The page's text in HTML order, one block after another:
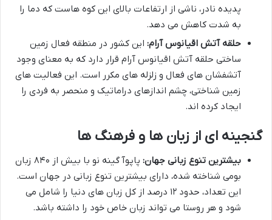
پدیده نادر، ناشی از ارتفاعات بالای این کوه هاست که دما را
به شدت کاهش می دهد.
حلقه آتش اقیانوس آرام: این کشور در منطقه فعال زمین
ساختی حلقه آتش اقیانوس آرام قرار دارد که به معنای وجود
آتشفشان های فعال و زلزله های مکرر است. این فعالیت های
زمین شناختی، چشم اندازهای دراماتیک و منحصر به فردی را
ایجاد کرده اند.
گنجینه ای از زبان ها و فرهنگ ها
بیشترین تنوع زبانی جهان:
پاپوآ گینه نو با بیش از ۸۴۰ زبان
بومی شناخته شده، دارای بیشترین تنوع زبانی در جهان است.
این تعداد، حدود ۱۲ درصد از کل زبان های دنیا را شامل می
شود و هر روستا می تواند زبان خاص خود را داشته باشد.